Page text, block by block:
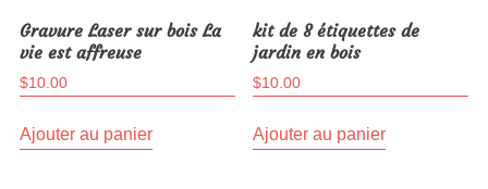
Gravure Laser sur bois La
vie est affreuse
$10.00
Ajouter au panier
kit de 8 étiquettes de
jardin en bois
$10.00
Ajouter au panier